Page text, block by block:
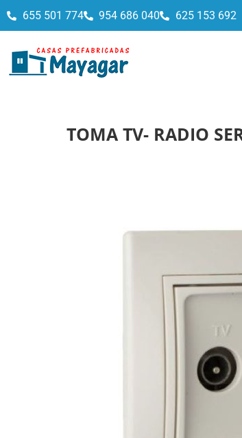
655 501 774 954 686 040 625 153 692
TOMA TV- RADIO